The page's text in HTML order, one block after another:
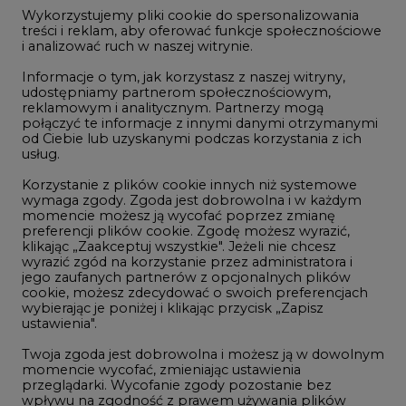
NAJCZĘŚCIEJ CZYTANE
1PGE szuka pracowników, zobacz nowe
ogłoszenia
2
Budowa terminala intermodalnego w
Zabrzu wkracza w końcowy etap
realizacji
3
Kogo teraz zatrudniają Polskie Sieci
cookie, możesz zdecydować o swoich preferencjach
wybierając je poniżej i klikając przycisk „Zapisz
ustawienia".
Twoja zgoda jest dobrowolna i możesz ją w dowolnym
momencie wycofać, zmieniając ustawienia
przeglądarki. Wycofanie zgody pozostanie bez
wpływu na zgodność z prawem używania plików
cookie i podobnych technologii, którego dokonano
na podstawie zgody przed jej wycofaniem. Korzystanie
przetwarzaniem Twoich danych osobowych.
Równocześnie informujemy, że Administratorem
Państwa danych jest Agencja Rynku Energii S.A., ul.
Bobrowiecka 3, 00-728 Warszawa.
Więcej informacji o przetwarzaniu danych osobowych
oraz mechanizmie plików cookie znajdą Państwo
wPolityce prywatności.
wszystkie